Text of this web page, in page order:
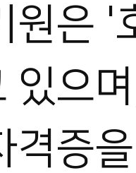
원은 '
있으
격증